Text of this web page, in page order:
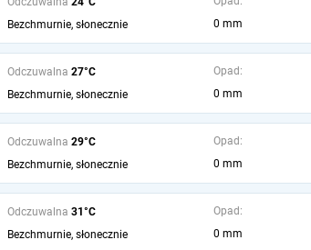
Bezchmurnie, słonecznie
0 mm
Odczuwalna 27°C
Bezchmurnie, słonecznie
Opad:
0 mm
Odczuwalna 29°C
Bezchmurnie, słonecznie
Opad:
0 mm
Odczuwalna 31°C
Bezchmurnie, słonecznie
Opad:
0 mm